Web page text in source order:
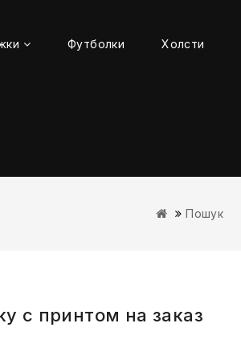
Футболки Холсти
Пошук
с принтом на заказ